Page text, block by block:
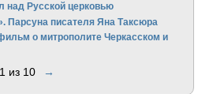
над Русской церковью
Парсуна писателя Яна Таксюра
о митрополите Черкасском и
1 из 10 →